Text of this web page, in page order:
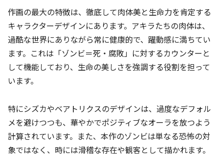
作画の最大の特徴は、徹底して肉体美と生命力を肯定する
キャラクターデザインにあります。アキラたちの肉体は、
過酷な世界にありながら常に健康的で、躍動感に満ちてい
ます。これは「ゾンビ＝死・腐敗」に対するカウンターと
して機能しており、生命の美しさを強調する役割を担って
います。
特にシズカやベアトリクスのデザインは、過度なデフォル
メを避けつつも、華やかでポジティブなオーラを放つよう
計算されています。また、本作のゾンビは単なる恐怖の対
象ではなく、時には滑稽な存在や観客として描かれます。